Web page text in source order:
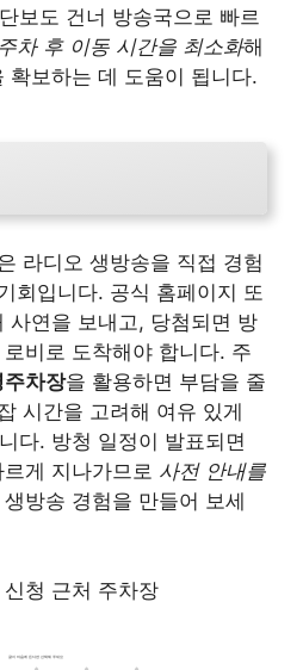
보도 건너 방송국으로 빠르
주차 후 이동 시간을 최소화해
확보하는 데 도움이 됩니다.
라디오 생방송을 직접 경험
회입니다. 공식 홈페이지 또
사연을 보내고, 당첨되면 방
비로 도착해야 합니다. 주
주차장을 활용하면 부담을 줄
시간을 고려해 여유 있게
다. 방청 일정이 발표되면
게 지나가므로 사전 안내를
방송 경험을 만들어 보세
청 근처 주차장
글이 마음에 든다면 선택해 주세요